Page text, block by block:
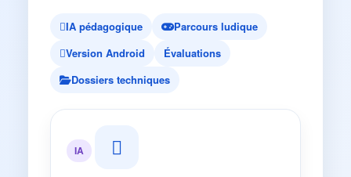
IA pédagogique
Parcours ludique
Version Android
Évaluations
Dossiers techniques
IA